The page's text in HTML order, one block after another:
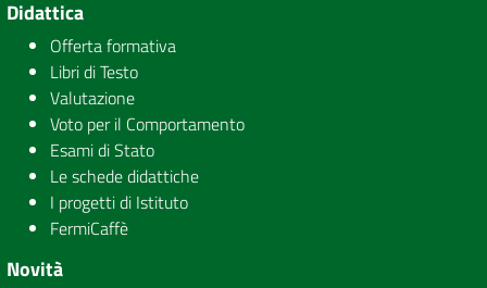
Didattica
Offerta formativa
Libri di Testo
Valutazione
Voto per il Comportamento
Esami di Stato
Le schede didattiche
I progetti di Istituto
FermiCaffè
Novità